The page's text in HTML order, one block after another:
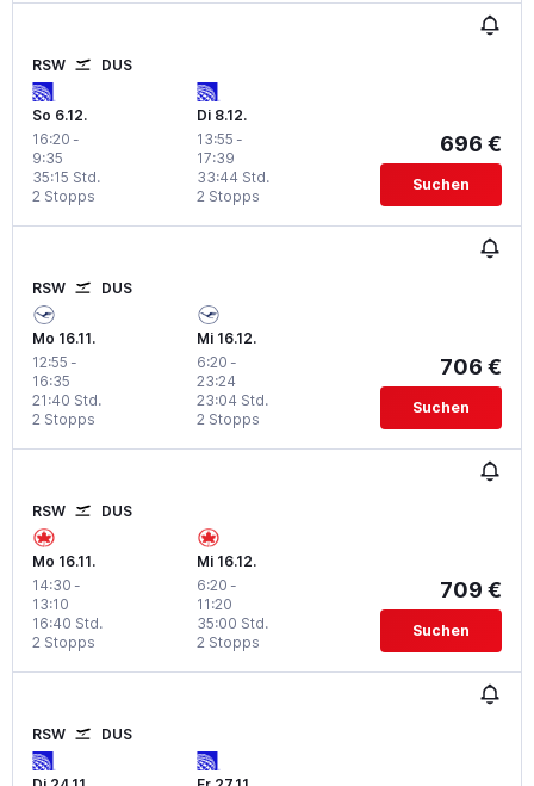
RSW DUS
So 6.12.
16:20 -
9:35
2 Stopps
35:15 Std.
Di 8.12.
13:55 -
17:39
2 Stopps
33:44 Std.
696 €
Suchen
RSW DUS
Mo 16.11.
12:55 -
16:35
2 Stopps
21:40 Std.
Mi 16.12.
6:20 -
23:24
2 Stopps
23:04 Std.
706 €
Suchen
RSW DUS
Mo 16.11.
14:30 -
13:10
2 Stopps
16:40 Std.
Mi 16.12.
6:20 -
11:20
2 Stopps
35:00 Std.
709 €
Suchen
RSW DUS